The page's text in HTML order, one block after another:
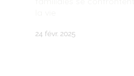
24 févr. 2025